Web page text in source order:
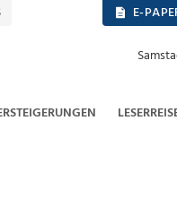
E-